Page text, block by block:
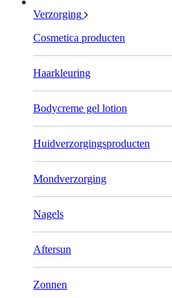
Verzorging
Cosmetica producten
Haarkleuring
Bodycreme gel lotion
Huidverzorgingsproducten
Mondverzorging
Nagels
Aftersun
Zonnen